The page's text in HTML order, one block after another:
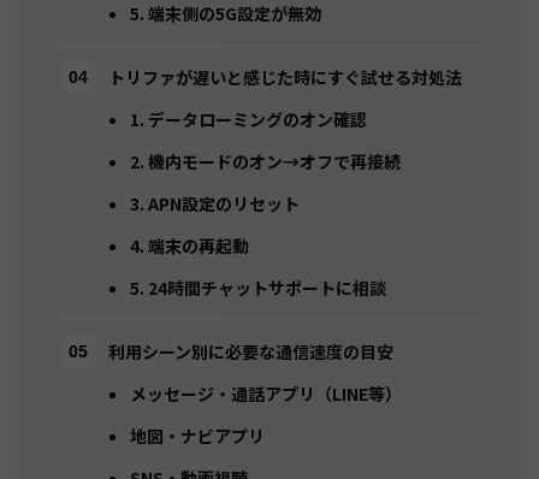
5. 端末側の5G設定が無効
トリファが遅いと感じた時にすぐ試せる対処法
1. データローミングのオン確認
2. 機内モードのオン→オフで再接続
3. APN設定のリセット
4. 端末の再起動
5. 24時間チャットサポートに相談
利用シーン別に必要な通信速度の目安
メッセージ・通話アプリ（LINE等）
地図・ナビアプリ